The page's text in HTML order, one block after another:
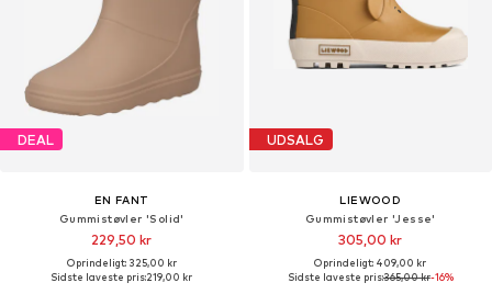
DEAL
EN FANT
Gummistøvler 'Solid'
229,50 kr
Oprindeligt: 325,00 kr
Sidste laveste pris:219,00 kr
UDSALG
LIEWOOD
Gummistøvler 'Jesse'
305,00 kr
Oprindeligt: 409,00 kr
Sidste laveste pris:365,00 kr-16%